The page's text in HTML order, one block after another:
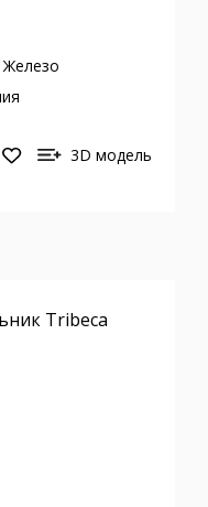
3D модель
Tribeca